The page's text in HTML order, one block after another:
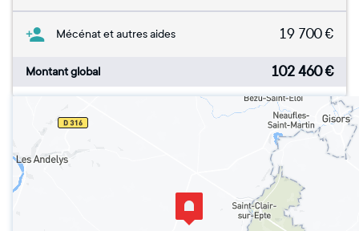
Mécénat et autres aides 19 700€
Montant global 102 460€